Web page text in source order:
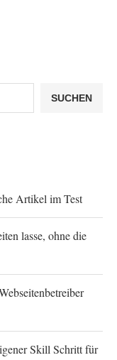
SUCHEN
Artikel im Test
lasse, ohne die
Skill Schritt für